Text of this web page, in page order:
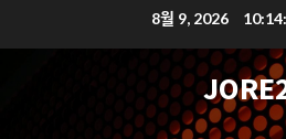
텐
8월 9, 2026